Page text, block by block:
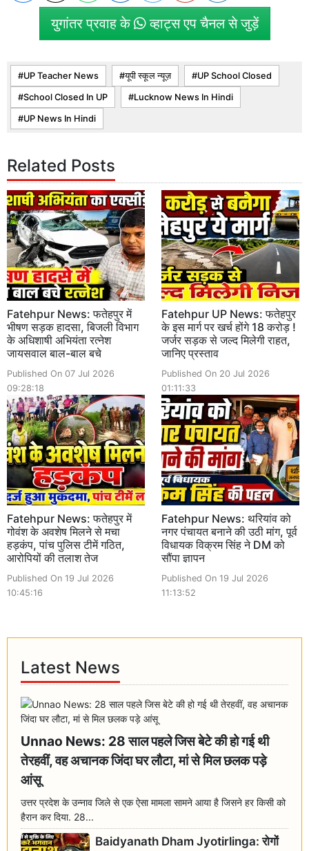
युगांतर प्रवाह के व्हाट्स एप चैनल से जुड़ें
UP Teacher News यूपी स्कूल न्यूज़ UP School Closed
School Closed In UP Lucknow News In Hindi
UP News In Hindi
Related Posts
Fatehpur News: फतेहपुर में
भीषण सड़क हादसा, बिजली विभाग
के अधिशाषी अभियंता रत्नेश
जायसवाल बाल-बाल बचे
Published On 07 Jul 2026
09:28:18
Fatehpur UP News: फतेहपुर
के इस मार्ग पर खर्च होंगे 18 करोड़ !
जर्जर सड़क से जल्द मिलेगी राहत,
जानिए प्रस्ताव
Published On 20 Jul 2026
01:11:33
Fatehpur News: फतेहपुर में
गोवंश के अवशेष मिलने से मचा
हड़कंप, पांच पुलिस टीमें गठित,
आरोपियों की तलाश तेज
Published On 19 Jul 2026
10:45:16
Fatehpur News: थरियांव को
नगर पंचायत बनाने की उठी मांग, पूर्व
विधायक विक्रम सिंह ने DM को
सौंपा ज्ञापन
Published On 19 Jul 2026
11:13:52
Latest News
Unnao News: 28 साल पहले जिस बेटे की हो गई थी
तेरहवीं, वह अचानक जिंदा घर लौटा, मां से मिल छलक पड़े
आंसू
उत्तर प्रदेश के उन्नाव जिले से एक ऐसा मामला सामने आया है जिसने हर किसी को
हैरान कर दिया. 28...
Baidyanath Dham Jyotirlinga: रोगों